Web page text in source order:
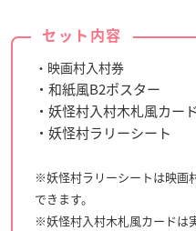
セット内容
・映画村入村券
・和紙風B2ポスター
・妖怪村入村木札風カード
・妖怪村ラリーシート
※妖怪村ラリーシートは映画
できます。
※妖怪村入村木札風カードは